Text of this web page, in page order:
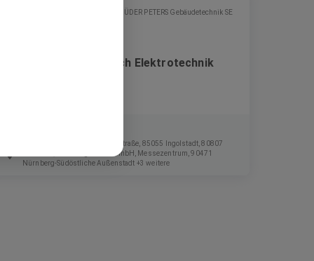
GEBRÜDER PETERS Gebäudetechnik SE
Projektleiter im Bereich Elektrotechnik
Ingolstadt Village, Otto-Hahn-Straße, 85055 Ingolstadt, 80807
München, NürnbergMesse GmbH, Messezentrum, 90471
Nürnberg-Südöstliche Außenstadt +3 weitere